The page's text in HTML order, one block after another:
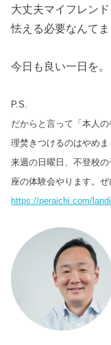
大丈夫マイフレンド
怯える必要なんてま
今日も良い一日を。
P.S.
だからと言って「本人
理焚きつけるのはやめ
来週の日曜日、不登校
座の体験会やります。ぜ
https://peraichi.com/